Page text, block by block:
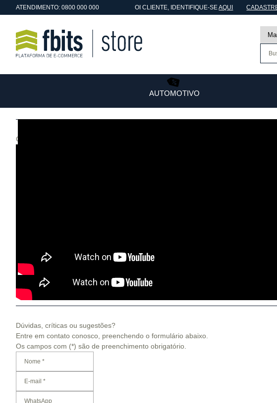
ATENDIMENTO: 0800 000 000 OICLIENTE, IDENTIFIQUE-SEAQUI
AUTOMOTIVO
Conteúdo "Quem Somos" aqui!
Dúvidas, críticas ou sugestões?
Entre em contato conosco, preenchendo o formulário abaixo.
Os campos com (*) são de preenchimento obrigatório.